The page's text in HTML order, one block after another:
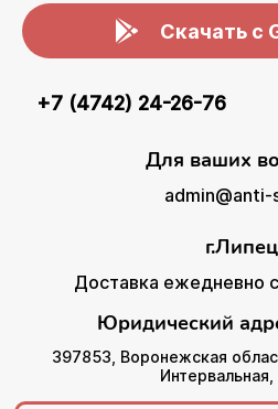
Скачать с
+7 (4742) 24-26-76
Для ваших
admin@anti-
Доставка ежедневно с
Юридический
397853, Воронежская